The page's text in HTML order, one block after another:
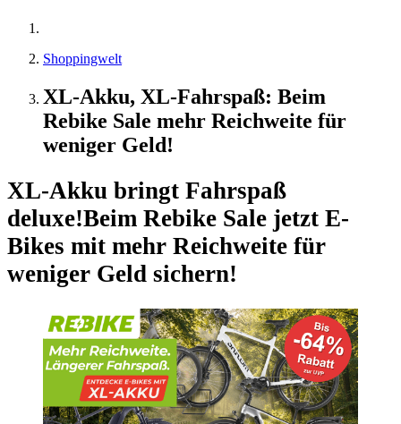
Shoppingwelt
XL-Akku, XL-Fahrspaß: Beim
Rebike Sale mehr Reichweite für
weniger Geld!
XL-Akku bringt Fahrspaß
deluxe!Beim Rebike Sale jetzt E-
Bikes mit mehr Reichweite für
weniger Geld sichern!